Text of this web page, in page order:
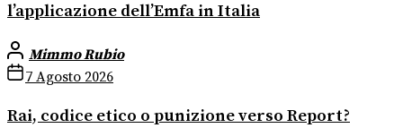
l’applicazione dell’Emfa in Italia
Mimmo Rubio
7 Agosto 2026
Rai, codice etico o punizione verso Report?